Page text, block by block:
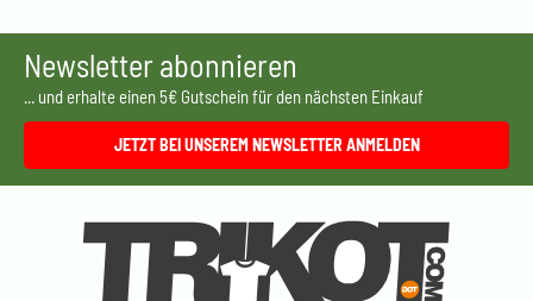
Newsletter abonnieren
... und erhalte einen 5€ Gutschein für den nächsten Einkauf
JETZT BEI UNSEREM NEWSLETTER ANMELDEN